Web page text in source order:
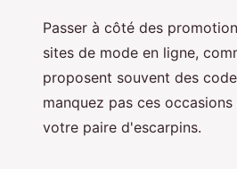
Passer à côté des
sites de mode en ligne,
proposent souvent des
manquez pas ces
votre paire d'escarpins.